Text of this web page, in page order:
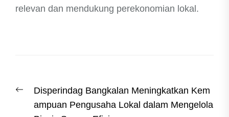
relevan dan mendukung perekonomian lokal.
navigation
Previous
post:
Disperindag Bangkalan Meningkatkan Kem
ampuan Pengusaha Lokal dalam Mengelola